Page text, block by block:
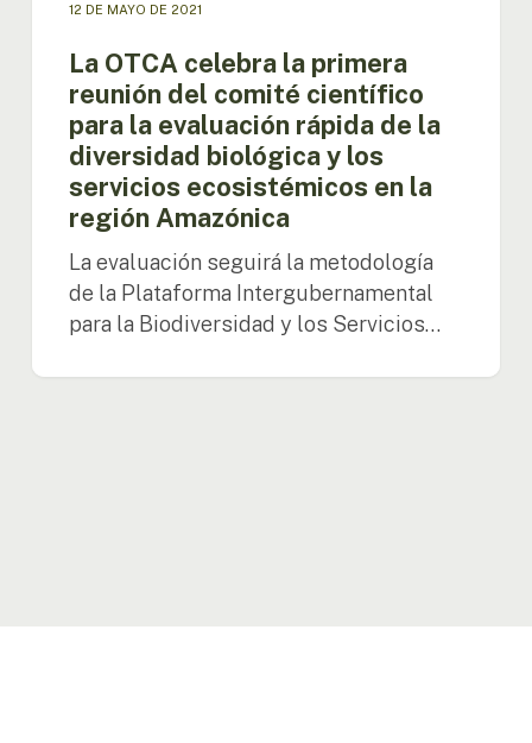
diversidad
biológica
servicios
ecosistémicos
región
Amazónica
12 DE MAYO DE 2021
La OTCA celebra la primera
reunión del comité científico
para la evaluación rápida de la
diversidad biológica y los
servicios ecosistémicos en la
región Amazónica
La evaluación seguirá la metodología
de la Plataforma Intergubernamental
para la Biodiversidad y los Servicios…